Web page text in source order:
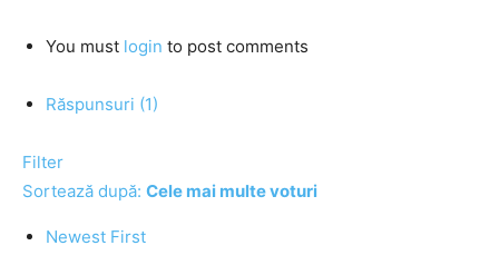
You must login to post comments
Răspunsuri (1)
Filter
Sortează după: Cele mai multe voturi
Newest First